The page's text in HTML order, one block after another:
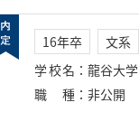
16年卒 文系
学校名 ： 龍谷大学
職種 ： 非公開